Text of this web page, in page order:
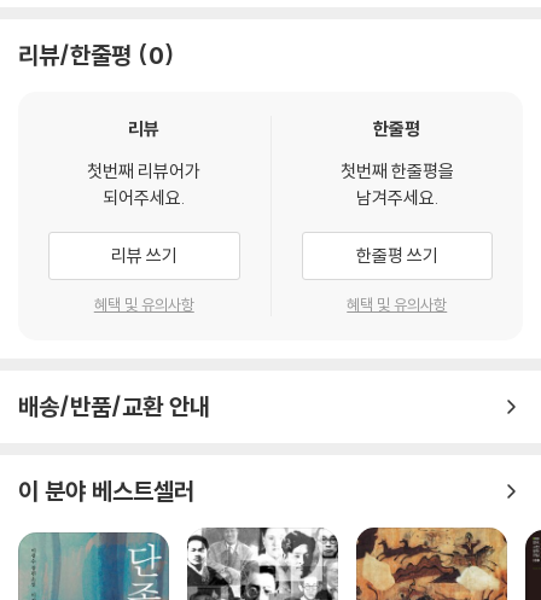
점잖은 체하는 고상한 글을 거부하고 진실한 마음으로 대상을 참되게 그려
부하고 자신만의 독특한 글쓰기를 지향했던 연암의 문장은 그가 지은 소설
에서 더 빛이 난다. 연암의 작품 가운데 《방경각외전(放?閣外傳)》에 실
린 7편과 《열하일기(熱河日記)》에 실린 2편, 《연상각선본(烟湘閣選
本)》에 실린 1편을 번역해 소개한다.
법》(돌베개, 2013)을 저술한 박수밀 교수가 연암의 간결한 문장과 맛깔스
리뷰/한줄평 0
리뷰
첫번째 리뷰어가
되어주세요.
리뷰 쓰기
혜택 및 유의사항
한줄평
첫번째 한줄평을
남겨주세요.
한줄평 쓰기
혜택 및 유의사항
배송/반품/교환 안내
이 분야 베스트셀러